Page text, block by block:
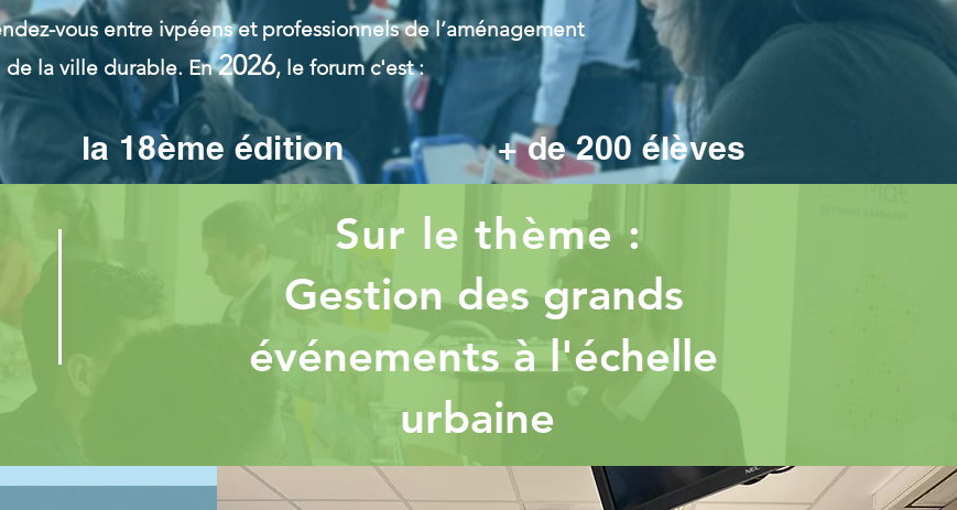
vous entre ivpéens et professionnels de l’aménagement
de la ville durable. En2026, le forum c'est :
la 18ème édition + de 200 élèves
Sur le thème :
Gestion des grands
événements à l'échelle
urbaine